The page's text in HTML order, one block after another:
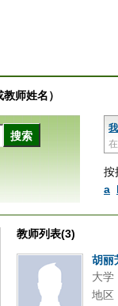
师姓名）
按
a
教师列表(3)
胡丽
大学
地区